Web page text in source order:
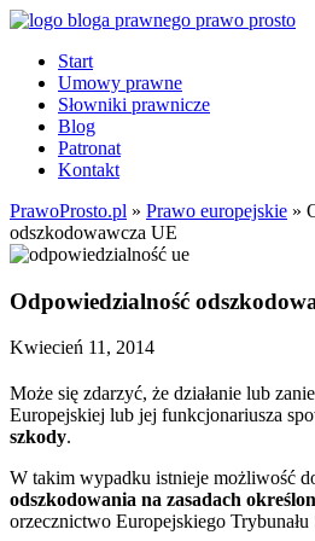
Start
Umowy prawne
Słowniki prawnicze
Blog
Patronat
Kontakt
PrawoProsto.pl » Prawo europejskie »
odszkodowawcza UE
Odpowiedzialność
Kwiecień 11, 2014
Może się zdarzyć, że działanie lub
Europejskiej lub jej funkcjonariusza
szkody.
W takim wypadku istnieje możliwość
odszkodowania na zasadach
orzecznictwo Europejskiego